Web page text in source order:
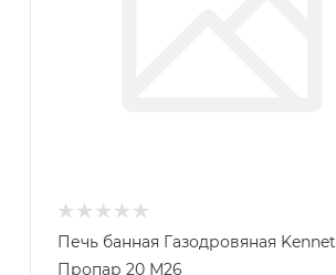
Печь банная Газодровяная Kennet
Пропар 20 М26